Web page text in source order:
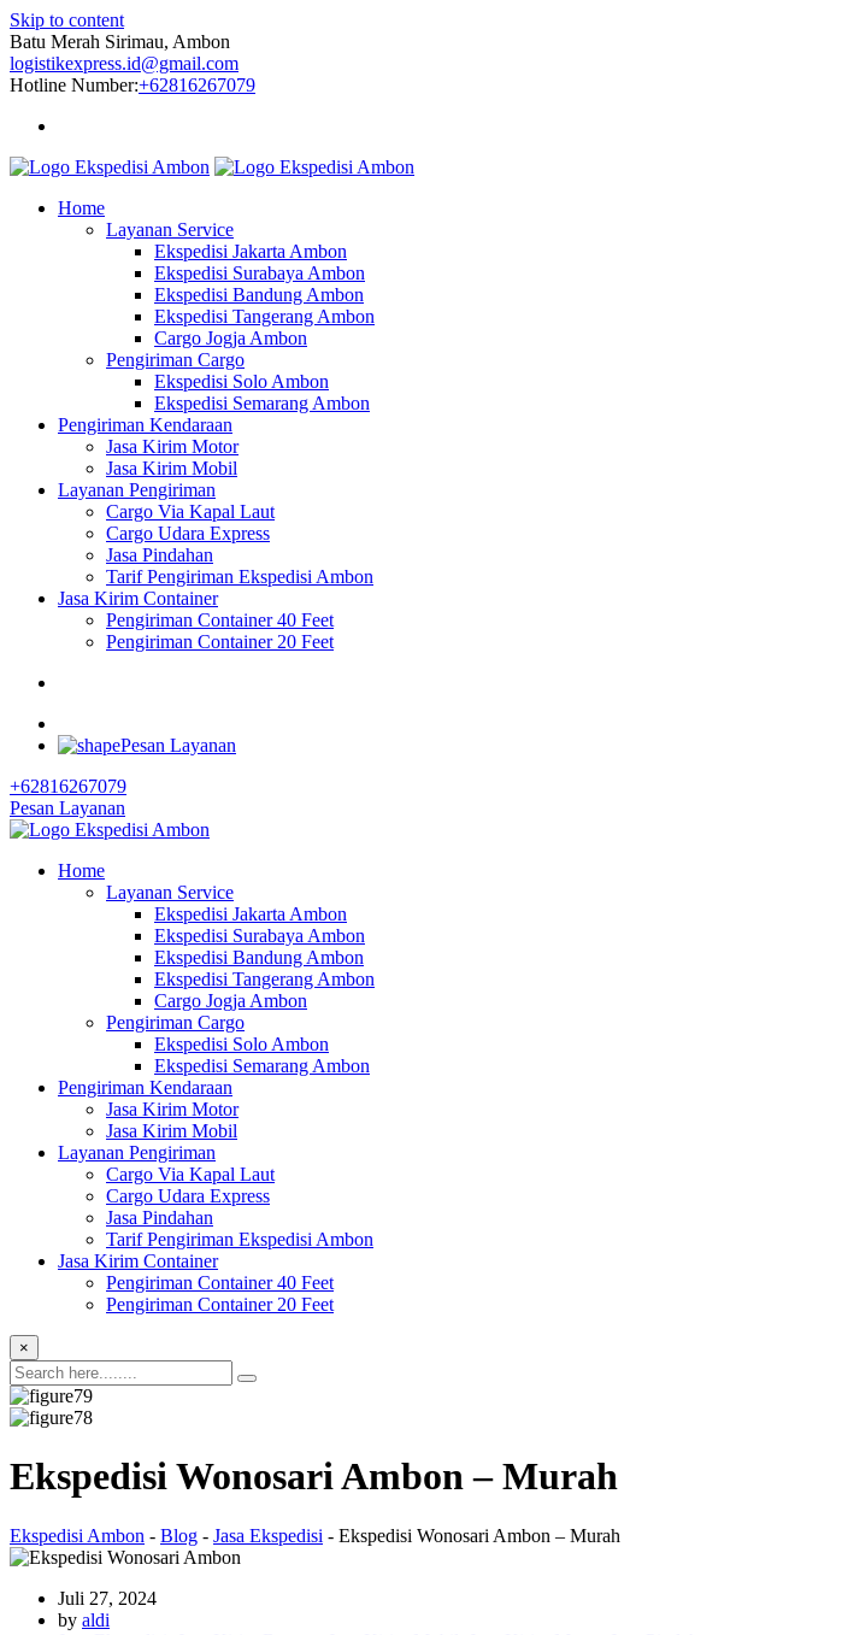
Skip to content
Batu Merah Sirimau, Ambon
logistikexpress.id@gmail.com
Hotline Number:+62816267079
Home
Layanan Service
Ekspedisi Jakarta Ambon
Ekspedisi Surabaya Ambon
Ekspedisi Bandung Ambon
Ekspedisi Tangerang Ambon
Cargo Jogja Ambon
Pengiriman Cargo
Ekspedisi Solo Ambon
Ekspedisi Semarang Ambon
Pengiriman Kendaraan
Jasa Kirim Motor
Jasa Kirim Mobil
Layanan Pengiriman
Cargo Via Kapal Laut
Cargo Udara Express
Jasa Pindahan
Tarif Pengiriman Ekspedisi Ambon
Jasa Kirim Container
Pengiriman Container 40 Feet
Pengiriman Container 20 Feet
Pesan Layanan
+62816267079
Pesan Layanan
Home
Layanan Service
Ekspedisi Jakarta Ambon
Ekspedisi Surabaya Ambon
Ekspedisi Bandung Ambon
Ekspedisi Tangerang Ambon
Cargo Jogja Ambon
Pengiriman Cargo
Ekspedisi Solo Ambon
Ekspedisi Semarang Ambon
Pengiriman Kendaraan
Jasa Kirim Motor
Jasa Kirim Mobil
Layanan Pengiriman
Cargo Via Kapal Laut
Cargo Udara Express
Jasa Pindahan
Tarif Pengiriman Ekspedisi Ambon
Jasa Kirim Container
Pengiriman Container 40 Feet
Pengiriman Container 20 Feet
×
Ekspedisi Wonosari Ambon – Murah
Ekspedisi Ambon - Blog - Jasa Ekspedisi - Ekspedisi Wonosari Ambon – Murah
Juli 27, 2024
by aldi